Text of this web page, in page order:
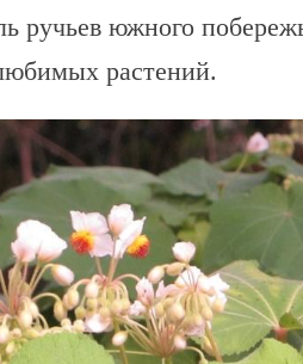
ручьев южного
растений.